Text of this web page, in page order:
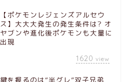
【ポケモンレジェンズアルセウ
ス】大大大発生の発生条件は? オ
ヤブンや進化後ポケモンも大量に
出現
1620 view
鍵を握るのは“半グレ”双子兄弟